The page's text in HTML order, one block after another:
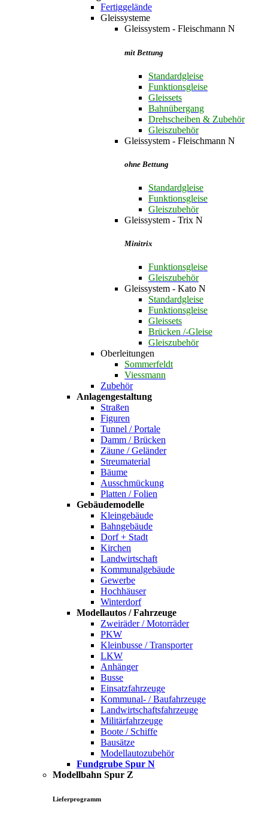
Fertiggelände
Gleissysteme
Gleissystem - Fleischmann N
mit Bettung
Standardgleise
Funktionsgleise
Gleissets
Bahnübergang
Drehscheiben & Zubehör
Gleiszubehör
Gleissystem - Fleischmann N
ohne Bettung
Standardgleise
Funktionsgleise
Gleiszubehör
Gleissystem - Trix N
Minitrix
Funktionsgleise
Gleiszubehör
Gleissystem - Kato N
Standardgleise
Funktionsgleise
Gleissets
Brücken /-Gleise
Gleiszubehör
Oberleitungen
Sommerfeldt
Viessmann
Zubehör
Anlagengestaltung
Straßen
Figuren
Tunnel / Portale
Damm / Brücken
Zäune / Geländer
Streumaterial
Bäume
Ausschmückung
Platten / Folien
Gebäudemodelle
Kleingebäude
Bahngebäude
Dorf + Stadt
Kirchen
Landwirtschaft
Kommunalgebäude
Gewerbe
Hochhäuser
Winterdorf
Modellautos / Fahrzeuge
Zweiräder / Motorräder
PKW
Kleinbusse / Transporter
LKW
Anhänger
Busse
Einsatzfahrzeuge
Kommunal- / Baufahrzeuge
Landwirtschaftsfahrzeuge
Militärfahrzeuge
Boote / Schiffe
Bausätze
Modellautozubehör
Fundgrube Spur N
Modellbahn Spur Z
Lieferprogramm